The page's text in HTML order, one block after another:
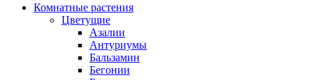
Комнатные растения
Цветущие
Азалии
Антуриумы
Бальзамин
Бегонии